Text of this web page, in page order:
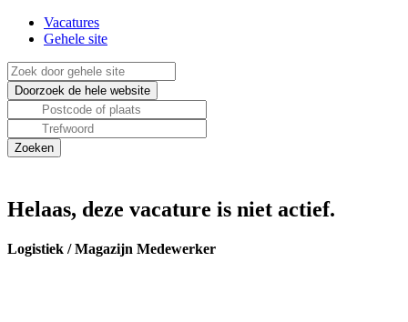
Vacatures
Gehele site
Helaas, deze vacature is niet actief.
Logistiek / Magazijn Medewerker